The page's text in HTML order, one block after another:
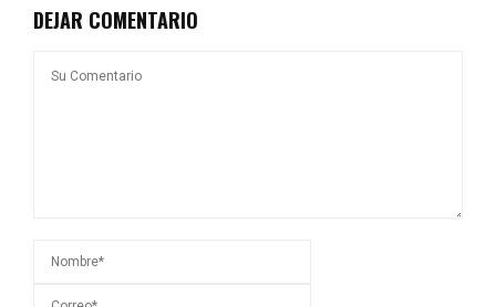
DEJAR COMENTARIO